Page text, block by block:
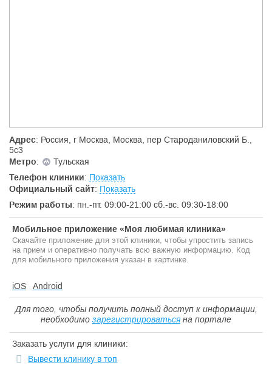
подход в терапии и профилактике заболеваний – наше
приоритетное кредо.
Мы обязуемся обеспечить пациентам элитное медицинское
обслуживание, основанное на принципах семейной
медицины. Наша клиника – надежная альтернатива
существующей медицинской практике, зачастую корыстной,
бюрократизированной и не всегда профессиональной. Мы не
пытаемся и не пробуем. Мы лечим и излечиваем пациентов.
Адрес: Россия, г Москва, Москва, пер Староданиловский Б.,
5с3
Метро:
Тульская
Телефон клиники: Показать
Официальный сайт: Показать
Режим работы: пн.-пт. 09:00-21:00 сб.-вс. 09:30-18:00
Мобильное приложение «Моя любимая клиника»
Скачайте приложение для этой клиники, чтобы упростить запись
на прием и оперативно получать всю важную информацию. Код
для мобильного приложения указан в картинке.
iOS Android
Для того, чтобы получить полный доступ к информации,
необходимо зарегистрироватьсяна портале
Заказать услуги для клиники:
Вывести клинику в топ